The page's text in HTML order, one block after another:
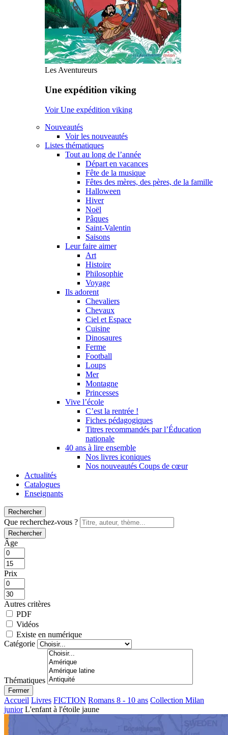
Les Aventureurs
Une expédition viking
Voir Une expédition viking
Nouveautés
Voir les nouveautés
Listes thématiques
Tout au long de l’année
Départ en vacances
Fête de la musique
Fêtes des mères, des pères, de la famille
Halloween
Hiver
Noël
Pâques
Saint-Valentin
Saisons
Leur faire aimer
Art
Histoire
Philosophie
Voyage
Ils adorent
Chevaliers
Chevaux
Ciel et Espace
Cuisine
Dinosaures
Ferme
Football
Loups
Mer
Montagne
Princesses
Vive l’école
C’est la rentrée !
Fiches pédagogiques
Titres recommandés par l’Éducation
nationale
40 ans à lire ensemble
Nos livres iconiques
Nos nouveautés Coups de cœur
Actualités
Catalogues
Enseignants
Rechercher
Que recherchez-vous ?
Rechercher
Âge
Prix
Autres critères
PDF
Vidéos
Existe en numérique
Catégorie
Thématiques
Fermer
Accueil Livres FICTION Romans 8 - 10 ans Collection Milan
junior L'enfant à l'étoile jaune